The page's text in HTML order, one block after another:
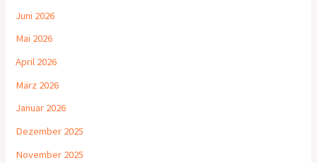
Juni 2026
Mai 2026
April 2026
März 2026
Januar 2026
Dezember 2025
November 2025